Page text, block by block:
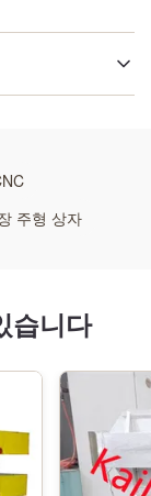
주형 상자
습니다